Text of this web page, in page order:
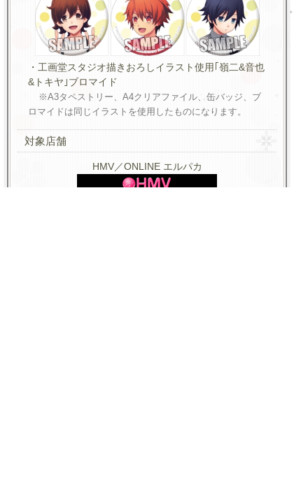
・工画堂スタジオ描きおろしイラスト使用｢嶺二&音也
&トキヤ｣ブロマイド
※A3タペストリー、A4クリアファイル、缶バッジ、ブ
ロマイドは同じイラストを使用したものになります。
対象店舗
HMV／ONLINE エルパカ